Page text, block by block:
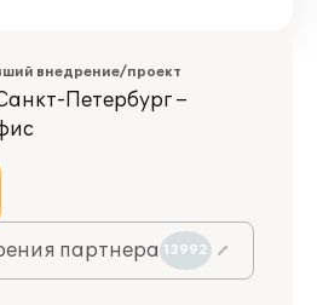
внедрение/проект
Петербург –
партнера 13992